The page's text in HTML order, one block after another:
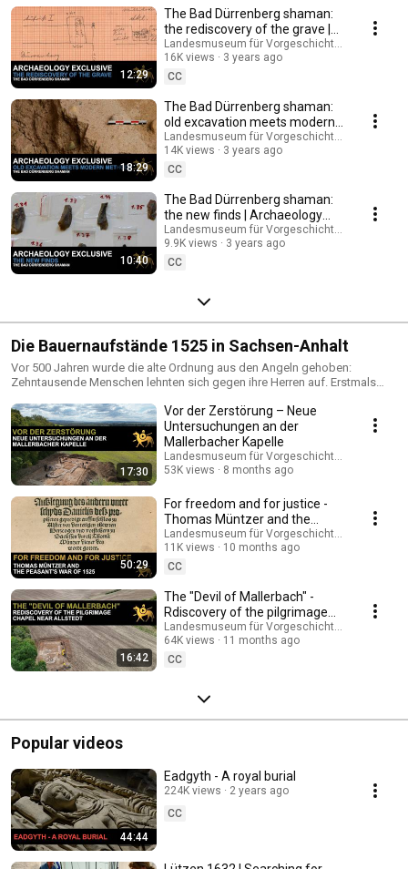
Ausstattung, die ihren Status als Schamanin untermauert, beigesetzt. Am
4. Mai 1934 tauchte es zufällig wieder aus dem Dunkel der Geschichte
auf. In der Film-Reihe "Archäologie exklusiv: Neue Forschungen zur
Schamanin von Bad Dürrenberg" werden der Grablege und der Toten ihre
letzten Geheimnisse entlockt. Dies gelingt mit Hilfe modernster
Analyseverfahren und neuester archäologischer und anthropologischer
Erkenntnisse.
12:29
The Bad Dürrenberg shaman:
the rediscovery of the grave |
Archaeology exclusive
Landesmuseum für Vorgeschichte Halle
16K views
3 years ago
CC
18:29
The Bad Dürrenberg shaman:
old excavation meets modern
methods | Archaeology
exclusive
Landesmuseum für Vorgeschichte Halle
14K views
3 years ago
CC
10:40
The Bad Dürrenberg shaman:
the new finds | Archaeology
exclusive
Landesmuseum für Vorgeschichte Halle
9.9K views
3 years ago
CC
Die Bauernaufstände 1525 in Sachsen-Anhalt
Vor 500 Jahren wurde die alte Ordnung aus den Angeln gehoben:
Zehntausende Menschen lehnten sich gegen ihre Herren auf. Erstmals
Bürgerrechte begriffen wird. Der "Deutsche Bauernkrieg" von 1524/25
wurde zum größten Volksaufstand vor der Französischen Revolution.
Heute werfen aktuelle archäologische Grabungen ein neues Licht auf den
Untergang der Klöster Himmelpforte (Wernigerode) und Kaltenborn
(Allstedt), die beide in den Unruhen des Jahres 1525 geplündert wurden.
Im vergangenen Jahr konnte zudem die Mallerbacher Kapelle
wiederentdeckt werden, die bereits 1524 niedergebrannt wurde. Das
Ereignis gilt als Vorbote der Aufstände in Mitteldeutschland. Die
Ausgrabungen ermöglichen erstmals einen archäologischen Blick auf die
authentischen Schauplätze des Bauernkrieges.
17:30
Vor der Zerstörung – Neue
Untersuchungen an der
Mallerbacher Kapelle
Landesmuseum für Vorgeschichte Halle
53K views
8 months ago
50:29
For freedom and for justice -
Thomas Müntzer and the
peasants' war of 1525
Landesmuseum für Vorgeschichte Halle
11K views
10 months ago
CC
16:42
The "Devil of Mallerbach" -
Rdiscovery of the pilgrimage
chapel near Allstedt
Landesmuseum für Vorgeschichte Halle
64K views
11 months ago
CC
Popular videos
44:44
Eadgyth - A royal burial
224K views
2 years ago
CC